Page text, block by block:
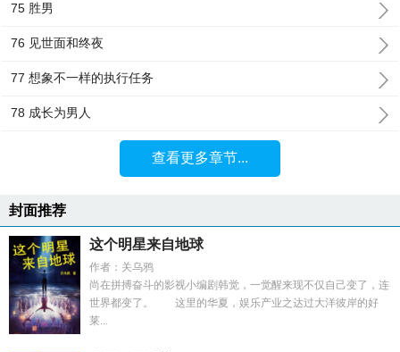
75 胜男
76 见世面和终夜
77 想象不一样的执行任务
78 成长为男人
查看更多章节...
封面推荐
这个明星来自地球
作者：关乌鸦
尚在拼搏奋斗的影视小编剧韩觉，一觉醒来现不仅自己变了，连
世界都变了。 这里的华夏，娱乐产业之达过大洋彼岸的好
莱...